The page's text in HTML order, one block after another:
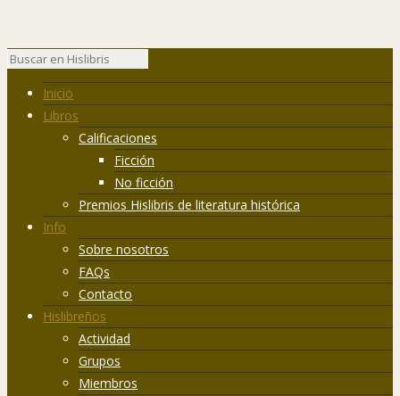
Inicio
Libros
Calificaciones
Ficción
No ficción
Premios Hislibris de literatura histórica
Info
Sobre nosotros
FAQs
Contacto
Hislibreños
Actividad
Grupos
Miembros